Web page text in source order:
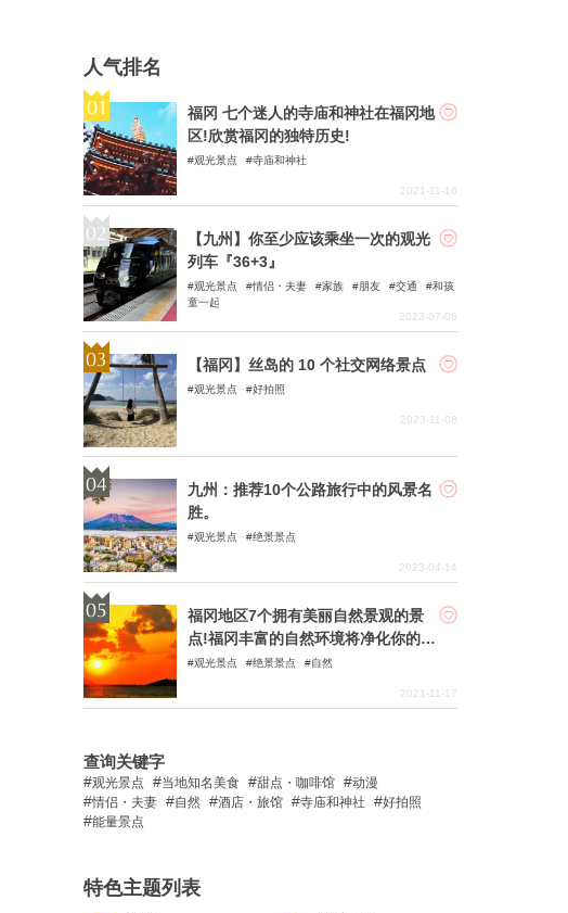
人气排名
福冈 七个迷人的寺庙和神社在福冈地
区!欣赏福冈的独特历史!
观光景点 寺庙和神社
2021-11-16
【九州】你至少应该乘坐一次的观光
列车『36+3』
观光景点 情侣・夫妻 家族 朋友 交通
和孩
童一起
2023-07-06
【福冈】丝岛的 10 个社交网络景点
观光景点 好拍照
2023-11-08
九州：推荐10个公路旅行中的风景名
胜。
观光景点 绝景景点
2023-04-14
福冈地区7个拥有美丽自然景观的景
点!福冈丰富的自然环境将净化你的心
灵!
观光景点 绝景景点 自然
2021-11-17
查询关键字
观光景点 当地知名美食 甜点・咖啡馆
动漫
情侣・夫妻
自然 酒店・旅馆 寺庙和神社
好拍照
能量景点
特色主题列表